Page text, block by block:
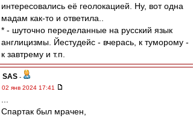
интересовались её геолокацией. Ну, вот одна
мадам как-то и ответила..
* - шуточно переделанные на русский язык
англицизмы. Йестудейс - вчерась, к туморому -
к завтрему и т.п.
SAS -
02 янв 2024 17:41
Спартак был мрачен,